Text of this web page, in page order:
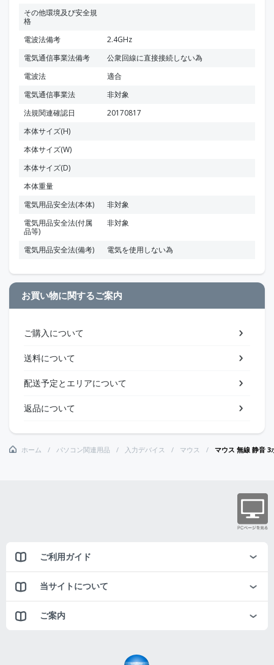
その他環境及び安全規
格
電波法備考
2.4GHz
電気通信事業法備考
公衆回線に直接接続しない為
電波法
適合
電気通信事業法
非対象
法規関連確認日
20170817
本体サイズ(H)
本体サイズ(W)
本体サイズ(D)
本体重量
電気用品安全法(本体)
非対象
電気用品安全法(付属
品等)
非対象
電気用品安全法(備考) 電気を使用しない為
お買い物に関するご案内
ご購入について
送料について
配送予定とエリアについて
返品について
ホーム パソコン関連用品 入力デバイス マウス マウス 無線 静音
ご利用ガイド
当サイトについて
ご案内